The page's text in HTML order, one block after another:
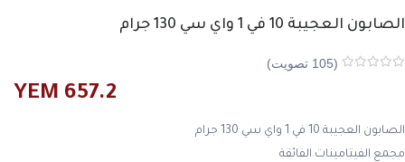
الصابون العجيبة 10 في 1 واي سي 130 جرام
من
5
(
105 تصويت)
657.2
الصابون العجيبة 10 في 1 واي سي 130 جرام
مجمع الفيتامينات الفائقة